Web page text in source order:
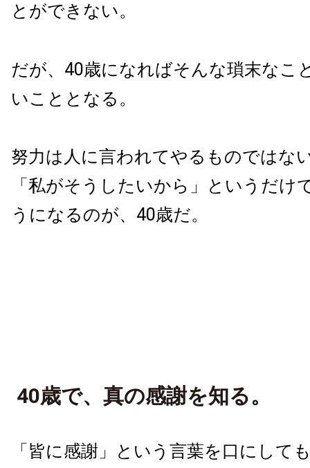
とができない。
だが、40歳になればそんな瑣末なこ
いこととなる。
努力は人に言われてやるものではな
「私がそうしたいから」というだけ
うになるのが、40歳だ。
40歳で、真の感謝を知る。
「皆に感謝」という言葉を口にして